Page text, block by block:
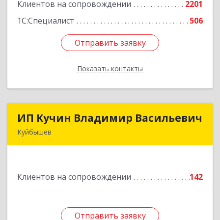
Клиентов на сопровождении
2201
1С:Специалист
506
Отправить заявку
Показать контакты
Подробнее
Отправить заявку
Назад
ИП Кучин Владимир Васильевич
Куйбышев
Клиентов на сопровождении 142
Отправить заявку
ИП Кучин Владимир Васильевич
Подробнее
Отправить заявку